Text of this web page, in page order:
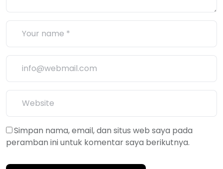
Simpan nama, email, dan situs web saya pada
peramban ini untuk komentar saya berikutnya.